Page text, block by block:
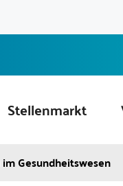
Stellenmarkt
Gesundheitswesen